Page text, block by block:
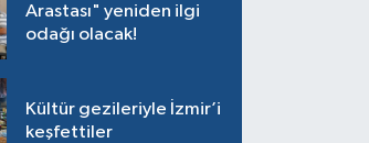
Arastası" yeniden ilgi
odağı olacak!
Kültür gezileriyle İzmir’i
keşfettiler